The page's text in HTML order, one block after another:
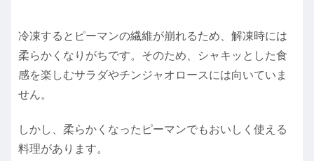
冷凍するとピーマンの繊維が崩れるため、解凍時には
柔らかくなりがちです。そのため、シャキッとした食
感を楽しむサラダやチンジャオロースには向いていま
せん。
しかし、柔らかくなったピーマンでもおいしく使える
料理があります。